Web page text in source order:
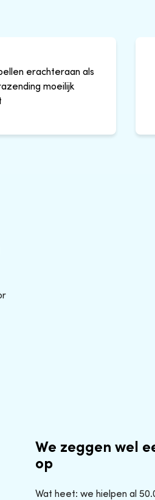
erachteraan als
moeilijk
We zeggen wel
op
Wat heet: we hielpen al